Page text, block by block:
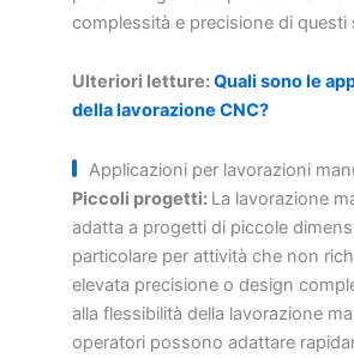
complessità e precisione di questi
Ulteriori letture:Quali sono le
della lavorazione CNC?
Applicazioni per lavorazioni
Piccoli progetti: La lavorazione
adatta a progetti di piccole
particolare per attività che non
elevata precisione o design
alla flessibilità della lavorazione
operatori possono adattare